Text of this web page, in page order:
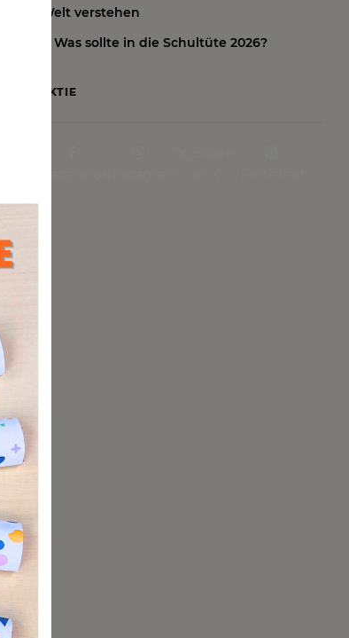
Welt verstehen
Was sollte in die Schultüte 2026?
AKTIE